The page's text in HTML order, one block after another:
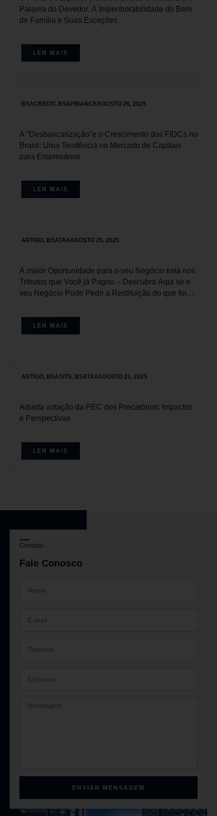
Palavra do Devedor. A Impenhorabilidade do Bem
de Família e Suas Exceções
LER MAIS
BSACREDIT, BSAFINANCEAGOSTO 26, 2025
A “Desbancarização”e o Crescimento dos FIDCs no
Brasil: Uma Tendência no Mercado de Capitais
para Empresários
LER MAIS
ARTIGO, BSATAXAGOSTO 25, 2025
A maior Oportunidade para o seu Negócio está nos
Tributos que Você já Pagou – Descubra Aqui se o
seu Negócio Pode Pedir a Restituição do que foi
LER MAIS
ARTIGO, BSASITS, BSATAXAGOSTO 21, 2025
Adiada votação da PEC dos Precatórios: Impactos
e Perspectivas
LER MAIS
Contato
Fale Conosco
ENVIAR MENSAGEM